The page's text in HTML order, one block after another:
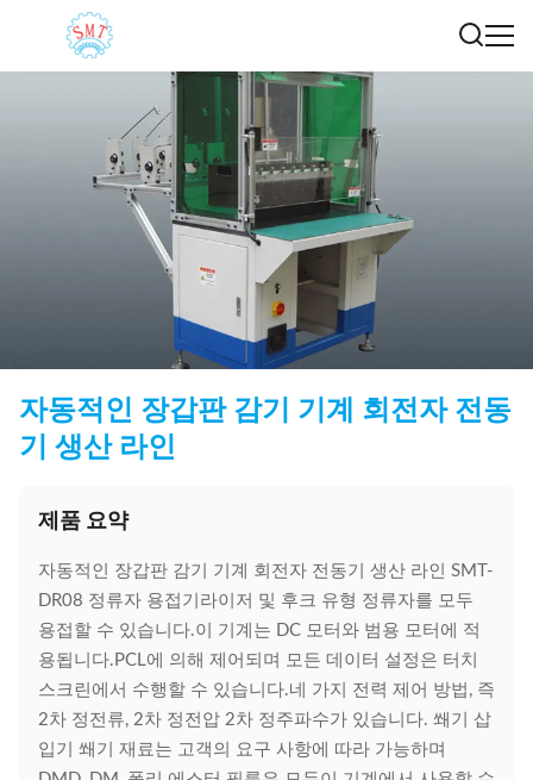
자동적인 장갑판 감기 기계 회전자 전동
기 생산 라인
제품 요약
자동적인 장갑판 감기 기계 회전자 전동기 생산 라인 SMT-
DR08 정류자 용접기라이저 및 후크 유형 정류자를 모두
용접할 수 있습니다.이 기계는 DC 모터와 범용 모터에 적
용됩니다.PCL에 의해 제어되며 모든 데이터 설정은 터치
스크린에서 수행할 수 있습니다.네 가지 전력 제어 방법, 즉
2차 정전류, 2차 정전압 2차 정주파수가 있습니다. 쐐기 삽
입기 쐐기 재료는 고객의 요구 사항에 따라 가능하며